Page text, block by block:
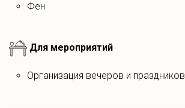
HOUSE
фен
Для мероприятий
организация вечеров и праздников